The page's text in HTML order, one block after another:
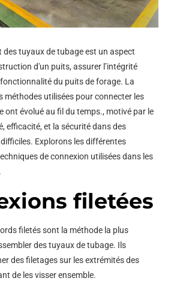
des tuyaux de tubage est un aspect
d'un puits, assurer l’intégrité
du puits de forage. La
méthodes utilisées pour connecter les
ont évolué au fil du temps., motivé par le
efficacité, et la sécurité dans des
Explorons les différentes
de connexion utilisées dans les
filetées
filetés sont la méthode la plus
des tuyaux de tubage. Ils
des filetages sur les extrémités des
de les visser ensemble.